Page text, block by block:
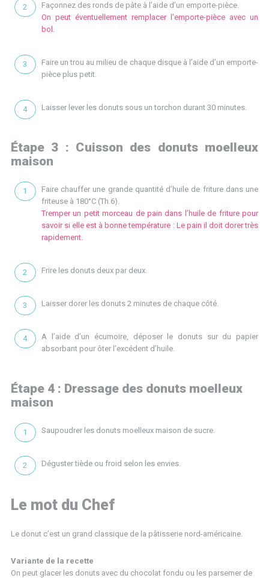
Façonnez des ronds de pâte à l’aide d’un emporte-pièce.
On peut éventuellement remplacer l’emporte-pièce avec un
bol.
Faire un trou au milieu de chaque disque à l’aide d’un emporte-
pièce plus petit.
Laisser lever les donuts sous un torchon durant 30 minutes.
Étape 3 : Cuisson des donuts moelleux
maison
Faire chauffer une grande quantité d’huile de friture dans une
friteuse à 180°C (Th.6).
Tremper un petit morceau de pain dans l’huile de friture pour
savoir si elle est à bonne température : Le pain il doit dorer très
rapidement.
Frire les donuts deux par deux.
Laisser dorer les donuts 2 minutes de chaque côté.
A l’aide d’un écumoire, déposer le donuts sur du papier
absorbant pour ôter l’excédent d’huile.
Étape 4 : Dressage des donuts moelleux
maison
Saupoudrer les donuts moelleux maison de sucre.
Déguster tiède ou froid selon les envies.
Le mot du Chef
Le donut c’est un grand classique de la pâtisserie nord-américaine.
Variante de la recette
On peut glacer les donuts avec du chocolat fondu ou les parsemer de